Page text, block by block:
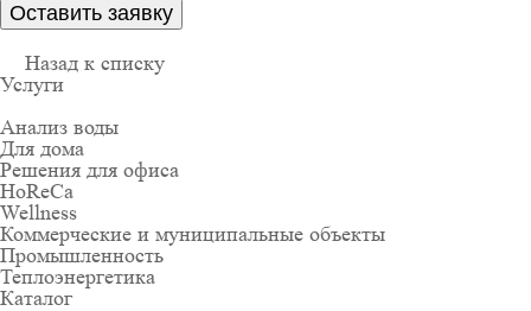
Оставить заявку
Назад к списку
Услуги
Анализ воды
Для дома
Решения для офиса
HoReCa
Wellness
Коммерческие и муниципальные объекты
Промышленность
Теплоэнергетика
Каталог